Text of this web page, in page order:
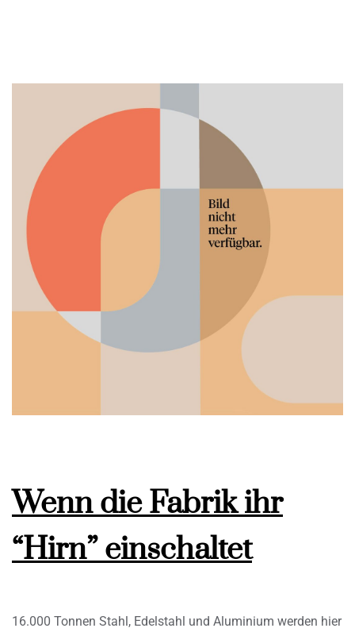
Wenn die Fabrik ihr
“Hirn” einschaltet
16.000 Tonnen Stahl, Edelstahl und Aluminium werden hier